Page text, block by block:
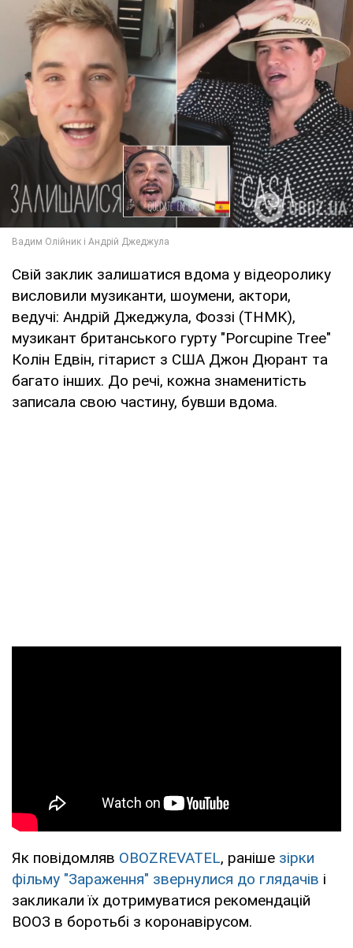
Свій заклик залишатися вдома у відеоролику
висловили музиканти, шоумени, актори,
ведучі: Андрій Джеджула, Фоззі (ТНМК),
музикант британського гурту "Porcupine Tree"
Колін Едвін, гітарист з США Джон Дюрант та
багато інших. До речі, кожна знаменитість
записала свою частину, бувши вдома.
Як повідомляв OBOZREVATEL, раніше зірки
фільму "Зараження" звернулися до глядачів і
закликали їх дотримуватися рекомендацій
ВООЗ в боротьбі з коронавірусом.